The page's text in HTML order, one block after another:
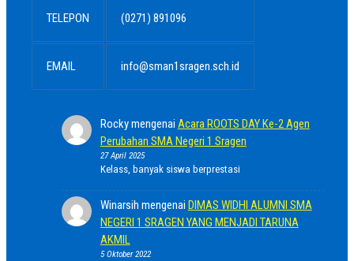
TELEPON (0271) 891096
EMAIL info@sman1sragen.sch.id
Rockymengenai Acara ROOTS DAY Ke-2 Agen
Perubahan SMA Negeri 1 Sragen
27 April 2025
Kelass, banyak siswa berprestasi
Winarsih mengenai DIMAS WIDHI ALUMNI SMA
NEGERI 1 SRAGEN YANG MENJADI TARUNA
AKMIL
5 Oktober 2022